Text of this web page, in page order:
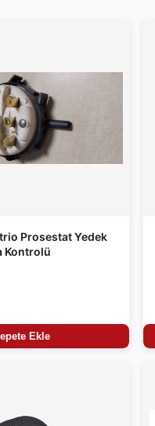
Prosestat Yedek
Kontrolü
Ekle